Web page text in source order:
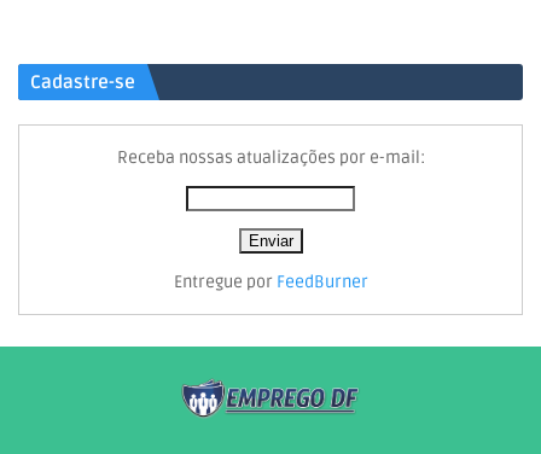
Cadastre-se
Receba nossas atualizações por e-mail:
Entregue por FeedBurner